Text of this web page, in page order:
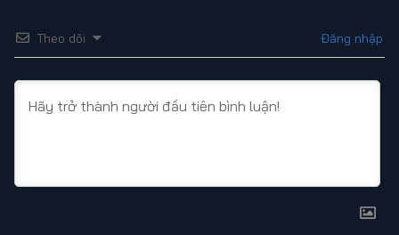
màn hình.
Phát hành năm 2025, bộ phim thuộc thể loại Thần thoại -
Hành động với sự đầu tư chỉn chu từ trang phục đến kỹ
Theo dõi Đăng nhập